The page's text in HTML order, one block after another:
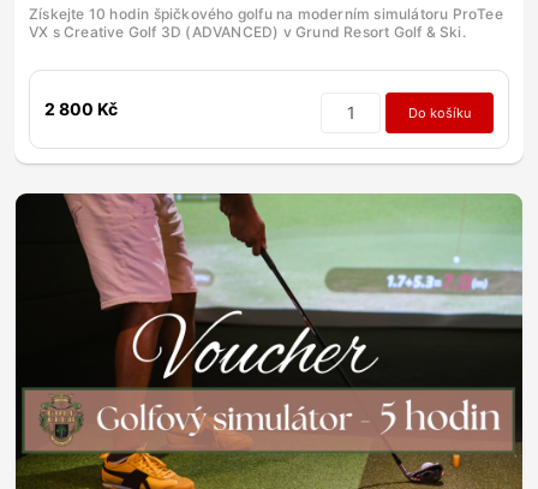
Získejte 10 hodin špičkového golfu na moderním simulátoru ProTee
VX s Creative Golf 3D (ADVANCED) v Grund Resort Golf & Ski.
2 800 Kč Do košíku